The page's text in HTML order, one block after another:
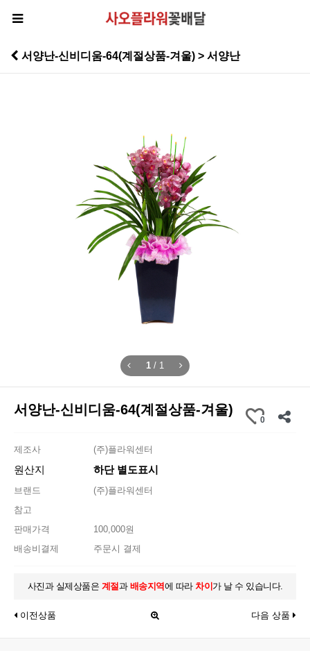
서양난-신비디움-64(계절상품-겨울) > 서양난
1 / 1
서양난-신비디움-64(계절상품-겨울)
0
제조사 (주)플라워센터
원산지 하단 별도표시
브랜드
(주)플라워센터
참고
판매가격
100,000원
배송비결제
주문시 결제
사진과 실제상품은 계절과 배송지역에 따라 차이 가 날 수 있습니다.
이전상품 다음 상품